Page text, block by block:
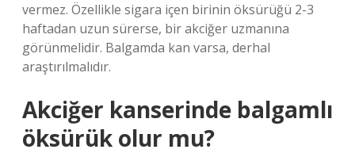
vermez. Özellikle sigara içen birinin öksürüğü 2-3
haftadan uzun sürerse, bir akciğer uzmanına
görünmelidir. Balgamda kan varsa, derhal
araştırılmalıdır.
Akciğer kanserinde balgamlı
öksürük olur mu?